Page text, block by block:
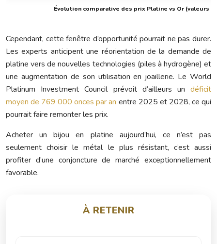
Évolution comparative des prix Platine vs Or (valeurs
Cependant, cette fenêtre d’opportunité pourrait ne pas durer.
Les experts anticipent une réorientation de la demande de
platine vers de nouvelles technologies (piles à hydrogène) et
une augmentation de son utilisation en joaillerie. Le World
Platinum Investment Council prévoit d’ailleurs un déficit
moyen de 769 000 onces par an entre 2025 et 2028, ce qui
pourrait faire remonter les prix.
Acheter un bijou en platine aujourd’hui, ce n’est pas
seulement choisir le métal le plus résistant, c’est aussi
profiter d’une conjoncture de marché exceptionnellement
favorable.
À RETENIR